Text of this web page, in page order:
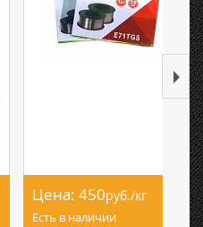
Цена: 450руб./кг
Есть в наличии